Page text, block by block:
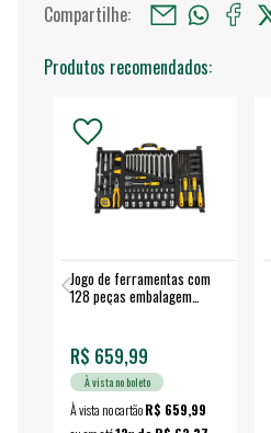
Compartilhe:
Produtos recomendados:
Jogo de ferramentas com
128 peças embalagem
R$ 659,99
À vista no boleto
À vista no cartãoR$ 659,99